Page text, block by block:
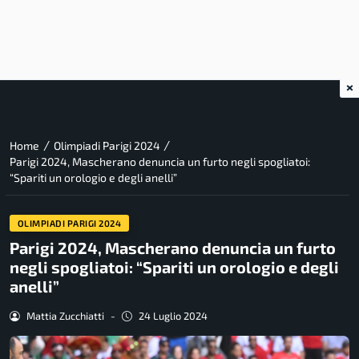
Home / Olimpiadi Parigi 2024 /
Parigi 2024, Mascherano denuncia un furto negli spogliatoi:
“Spariti un orologio e degli anelli”
OLIMPIADI PARIGI 2024
Parigi 2024, Mascherano denuncia un furto
negli spogliatoi: “Spariti un orologio e degli
anelli”
Mattia Zucchiatti - 24 Luglio 2024
×